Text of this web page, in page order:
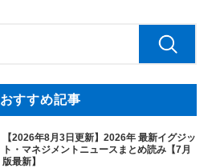
おすすめ記事
【2026年8月3日更新】2026年 最新イグジッ
ト・マネジメントニュースまとめ読み【7月
版最新】